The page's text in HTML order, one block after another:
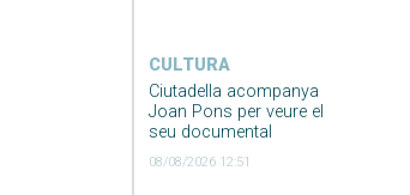
CULTURA
Ciutadella acompanya
Joan Pons per veure el
seu documental
08/08/2026 12:51